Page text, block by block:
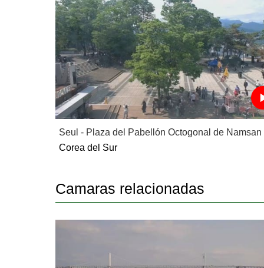
Seul - Plaza del Pabellón Octogonal de Namsan
Corea del Sur
Camaras relacionadas